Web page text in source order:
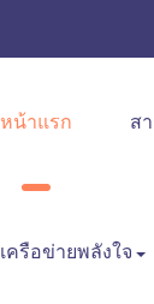
หน้าแรก ส
เครือข่ายพลังใจ